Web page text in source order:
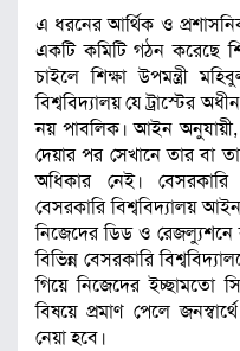
এ ধরনের আর্থিক ও
একটি কমিটি গঠন করেছে
চাইলে শিক্ষা উপমন্ত্রী
বিশ্ববিদ্যালয় যে ট্রাস্টের
নয় পাবলিক। আইন অনুযায়ী,
দেয়ার পর সেখানে তার বা
অধিকার নেই। বেসরকারি
বেসরকারি বিশ্ববিদ্যালয়
নিজেদের ডিড ও রেজল্যুশনে
বিভিন্ন বেসরকারি
গিয়ে নিজেদের ইচ্ছামতো
বিষয়ে প্রমাণ পেলে
নেয়া হবে।